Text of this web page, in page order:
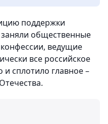
поддержки
общественные
ведущие
все российское
сплотило главное –